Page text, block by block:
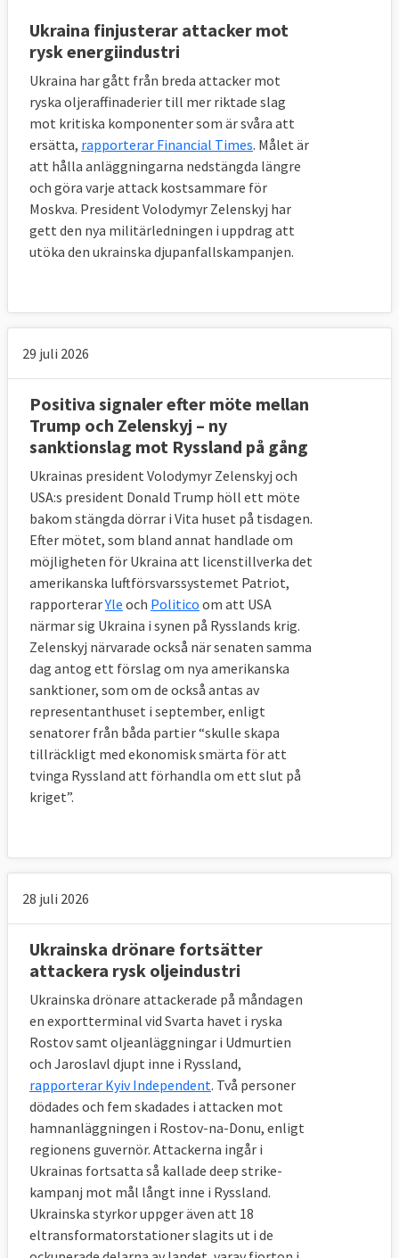
Ukraina finjusterar attacker mot
rysk energiindustri
Ukraina har gått från breda attacker mot
ryska oljeraffinaderier till mer riktade slag
mot kritiska komponenter som är svåra att
ersätta, rapporterar Financial Times. Målet är
att hålla anläggningarna nedstängda längre
och göra varje attack kostsammare för
Moskva. President Volodymyr Zelenskyj har
gett den nya militärledningen i uppdrag att
utöka den ukrainska djupanfallskampanjen.
29 juli 2026
Positiva signaler efter möte mellan
Trump och Zelenskyj – ny
sanktionslag mot Ryssland på gång
Ukrainas president Volodymyr Zelenskyj och
USA:s president Donald Trump höll ett möte
bakom stängda dörrar i Vita huset på tisdagen.
Efter mötet, som bland annat handlade om
möjligheten för Ukraina att licenstillverka det
amerikanska luftförsvarssystemet Patriot,
rapporterarYle och Politico om att USA
närmar sig Ukraina i synen på Rysslands krig.
Zelenskyj närvarade också när senaten samma
dag antog ett förslag om nya amerikanska
sanktioner, som om de också antas av
representanthuset i september, enligt
senatorer från båda partier “skulle skapa
tillräckligt med ekonomisk smärta för att
tvinga Ryssland att förhandla om ett slut på
kriget”.
28 juli 2026
Ukrainska drönare fortsätter
attackera rysk oljeindustri
Ukrainska drönare attackerade på måndagen
en exportterminal vid Svarta havet i ryska
Rostov samt oljeanläggningar i Udmurtien
och Jaroslavl djupt inne i Ryssland,
rapporterar Kyiv Independent. Två personer
dödades och fem skadades i attacken mot
hamnanläggningen i Rostov-na-Donu, enligt
regionens guvernör. Attackerna ingår i
Ukrainas fortsatta så kallade deep strike-
kampanj mot mål långt inne i Ryssland.
Ukrainska styrkor uppger även att 18
eltransformatorstationer slagits ut i de